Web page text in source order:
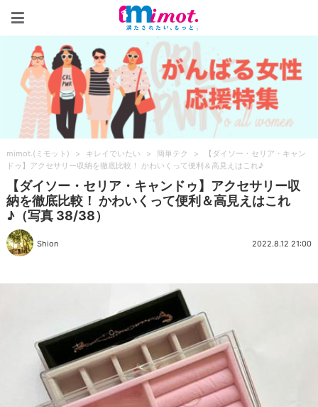
mimot.(ミモット) > キレイでいたい > 簡単テク >
【ダイソー・セリア・キャン
ドゥ】アクセサリー収納を徹底比較！ かわいくって便利＆高見えはこれ♪
【ダイソー・セリア・キャンドゥ】アクセサリー収
納を徹底比較！ かわいくって便利＆高見えはこれ
♪（写真 38/38）
Shion 2022.8.12 21:00